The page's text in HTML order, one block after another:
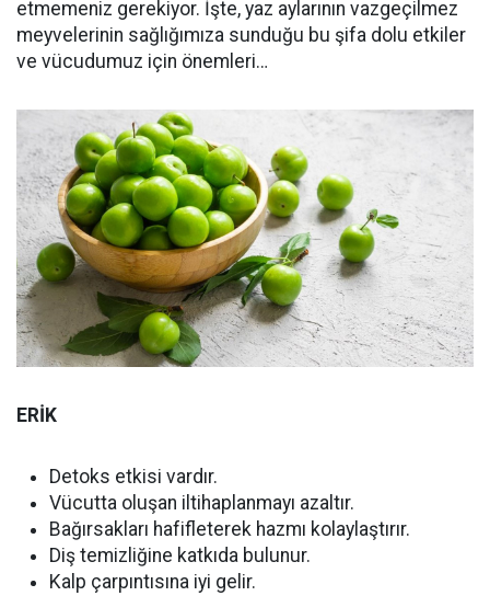
etmemeniz gerekiyor. İşte, yaz aylarının vazgeçilmez
meyvelerinin sağlığımıza sunduğu bu şifa dolu etkiler
ve vücudumuz için önemleri…
ERİK
Detoks etkisi vardır.
Vücutta oluşan iltihaplanmayı azaltır.
Bağırsakları hafifleterek hazmı kolaylaştırır.
Diş temizliğine katkıda bulunur.
Kalp çarpıntısına iyi gelir.